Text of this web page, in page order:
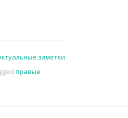
заметки
правые